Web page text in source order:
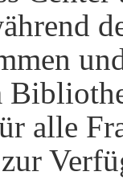
alle